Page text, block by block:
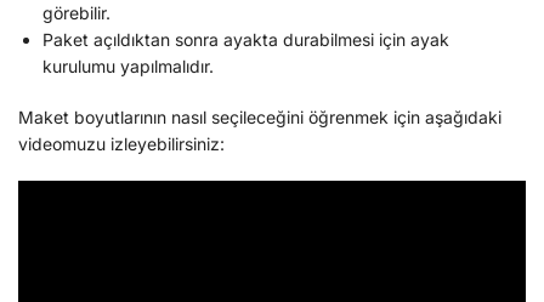
görebilir.
Paket açıldıktan sonra ayakta durabilmesi için ayak
kurulumu yapılmalıdır.
Maket boyutlarının nasıl seçileceğini öğrenmek için aşağıdaki
videomuzu izleyebilirsiniz: